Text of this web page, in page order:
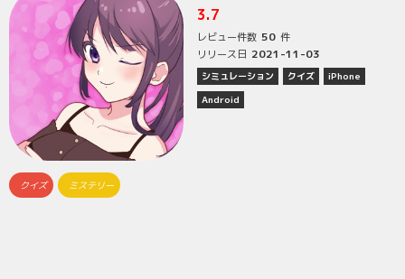
3.7
レビュー件数 50 件
リリース日 2021-11-03
シミュレーション クイズ
iPhone
Android
クイズ ミステリー